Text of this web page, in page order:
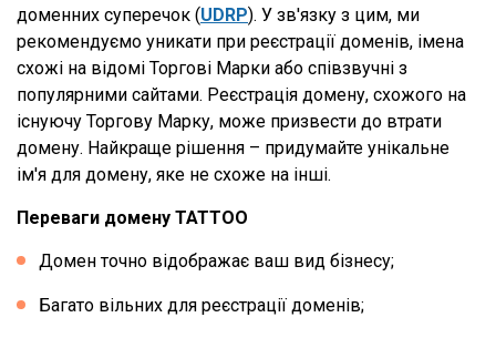
доменних суперечок (UDRP). У зв'язку з цим, ми
рекомендуємо уникати при реєстрації доменів, імена
схожі на відомі Торгові Марки або співзвучні з
популярними сайтами. Реєстрація домену, схожого на
існуючу Торгову Марку, може призвести до втрати
домену. Найкраще рішення – придумайте унікальне
ім'я для домену, яке не схоже на інші.
Переваги домену TATTOO
Домен точно відображає ваш вид бізнесу;
Багато вільних для реєстрації доменів;